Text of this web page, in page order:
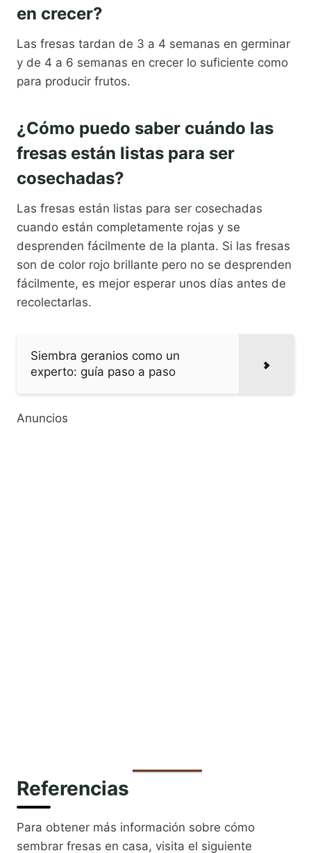
en crecer?
Las fresas tardan de 3 a 4 semanas en germinar
y de 4 a 6 semanas en crecer lo suficiente como
para producir frutos.
¿Cómo puedo saber cuándo las
fresas están listas para ser
cosechadas?
Las fresas están listas para ser cosechadas
cuando están completamente rojas y se
desprenden fácilmente de la planta. Si las fresas
son de color rojo brillante pero no se desprenden
fácilmente, es mejor esperar unos días antes de
recolectarlas.
Siembra geranios como un
experto: guía paso a paso
Anuncios
Referencias
Para obtener más información sobre cómo
sembrar fresas en casa, visita el siguiente